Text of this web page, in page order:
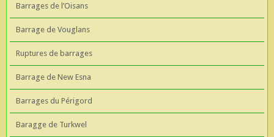
Barrages de l’Oisans
Barrage de Vouglans
Ruptures de barrages
Barrage de New Esna
Barrages du Périgord
Baragge de Turkwel